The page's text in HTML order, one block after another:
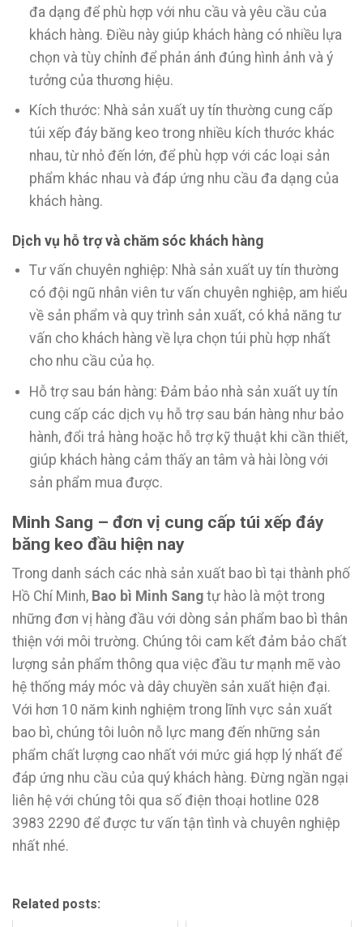
đa dạng để phù hợp với nhu cầu và yêu cầu của
khách hàng. Điều này giúp khách hàng có nhiều lựa
chọn và tùy chỉnh để phản ánh đúng hình ảnh và ý
tưởng của thương hiệu.
Kích thước: Nhà sản xuất uy tín thường cung cấp
túi xếp đáy băng keo trong nhiều kích thước khác
nhau, từ nhỏ đến lớn, để phù hợp với các loại sản
phẩm khác nhau và đáp ứng nhu cầu đa dạng của
khách hàng.
Dịch vụ hỗ trợ và chăm sóc khách hàng
Tư vấn chuyên nghiệp: Nhà sản xuất uy tín thường
có đội ngũ nhân viên tư vấn chuyên nghiệp, am hiểu
về sản phẩm và quy trình sản xuất, có khả năng tư
vấn cho khách hàng về lựa chọn túi phù hợp nhất
cho nhu cầu của họ.
Hỗ trợ sau bán hàng: Đảm bảo nhà sản xuất uy tín
cung cấp các dịch vụ hỗ trợ sau bán hàng như bảo
hành, đổi trả hàng hoặc hỗ trợ kỹ thuật khi cần thiết,
giúp khách hàng cảm thấy an tâm và hài lòng với
sản phẩm mua được.
Minh Sang – đơn vị cung cấp túi xếp đáy
băng keo đầu hiện nay
Trong danh sách các nhà sản xuất bao bì tại thành phố
Hồ Chí Minh, Bao bì Minh Sang tự hào là một trong
những đơn vị hàng đầu với dòng sản phẩm bao bì thân
thiện với môi trường. Chúng tôi cam kết đảm bảo chất
lượng sản phẩm thông qua việc đầu tư mạnh mẽ vào
hệ thống máy móc và dây chuyền sản xuất hiện đại.
Với hơn 10 năm kinh nghiệm trong lĩnh vực sản xuất
bao bì, chúng tôi luôn nỗ lực mang đến những sản
phẩm chất lượng cao nhất với mức giá hợp lý nhất để
đáp ứng nhu cầu của quý khách hàng. Đừng ngần ngại
liên hệ với chúng tôi qua số điện thoại hotline 028
3983 2290 để được tư vấn tận tình và chuyên nghiệp
nhất nhé.
Related posts: